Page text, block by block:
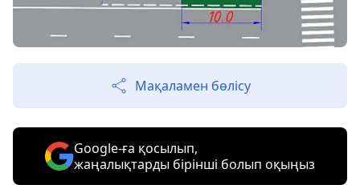
Мақаламен бөлісу
Google-ға қосылып,
жаңалықтарды бірінші болып оқыңыз